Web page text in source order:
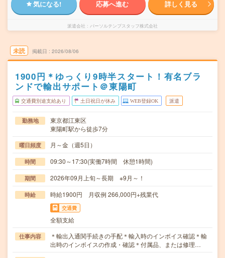
気になる! 応募へ進む 詳しく見る
派遣会社 パーソルテンプスタッフ株式会社
未読 掲載日 2026/08/06
1900円＊ゆっくり9時半スタート！有名ブラ
ンドで輸出サポート＠東陽町
交通費別途支給あり 土日祝日が休み WEB登録OK 派遣
勤務地
東京都江東区
東陽町駅から徒歩7分
曜日頻度 月～金（週5日）
時間 09:30～17:30(実働7時間 休憩1時間)
期間 2026年09月上旬～長期 ※9月～！
時給 時給1900円 月収例 266,000円+残業代
交通費
全額支給
仕事内容
＊輸出入通関手続きの手配＊輸入時のインボイス確認＊輸
出時のインボイスの作成・確認＊付属品、または修理…